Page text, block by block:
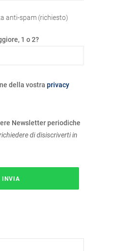
anti-spam (richiesto)
1 o 2?
della vostra privacy
Newsletter periodiche
di disiscriverti in